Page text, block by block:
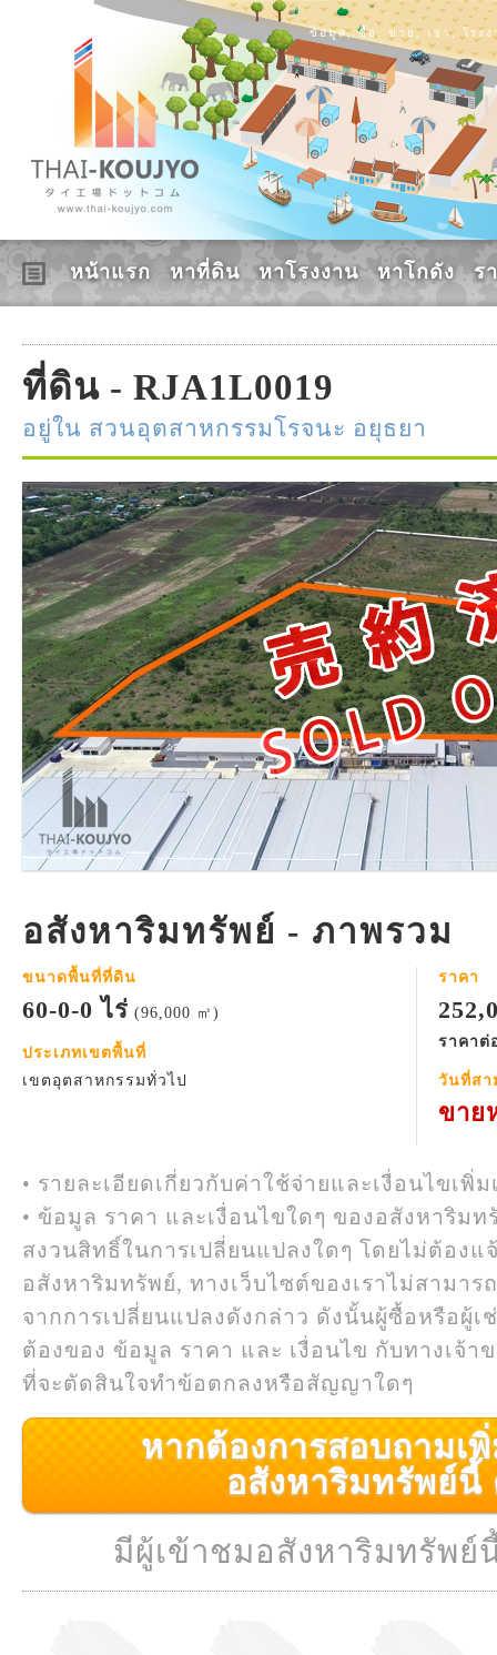
ข้อมูล, ซื้อ, ขาย, เช่า, โรง
หน้าแรก หาที่ดิน หาโรงงาน หาโกดัง ร
ที่ดิน - RJA1L0019
อยู่ใน สวนอุตสาหกรรมโรจนะ อยุธยา
อสังหาริมทรัพย์ - ภาพรวม
ขนาดพื้นที่ที่ดิน
60-0-0 ไร่ (96,000 ㎡)
ประเภทเขตพื้นที่
เขตอุตสาหกรรมทั่วไป
ราคา
ราคาต่
วันที่สา
ขาย
• รายละเอียดเกี่ยวกับค่าใช้จ่ายและเงื่อนไขเ
• ข้อมูล ราคา และเงื่อนไขใดๆ ของอสังหาริม
สงวนสิทธิ์ในการเปลี่ยนแปลงใดๆ โดยไม่ต้องแ
อสังหาริมทรัพย์, ทางเว็บไซต์ของเราไม่สามา
จากการเปลี่ยนแปลงดังกล่าว ดังนั้นผู้ซื้อหรือผู้
ต้องของ ข้อมูล ราคา และ เงื่อนไข กับทางเจ้
ที่จะตัดสินใจทำข้อตกลงหรือสัญญาใดๆ
หากต้องการสอบถามเ
อสังหาริมทรัพย์นี้
มีผู้เข้าชมอสังหาริมทรัพย์